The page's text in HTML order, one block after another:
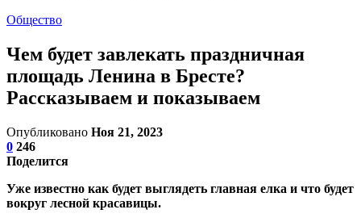
Общество
Чем будет завлекать праздничная
площадь Ленина в Бресте?
Рассказываем и показываем
Опубликовано Ноя 21, 2023
0 246
Поделится
Уже известно как будет выглядеть главная елка и что будет
вокруг лесной красавицы.